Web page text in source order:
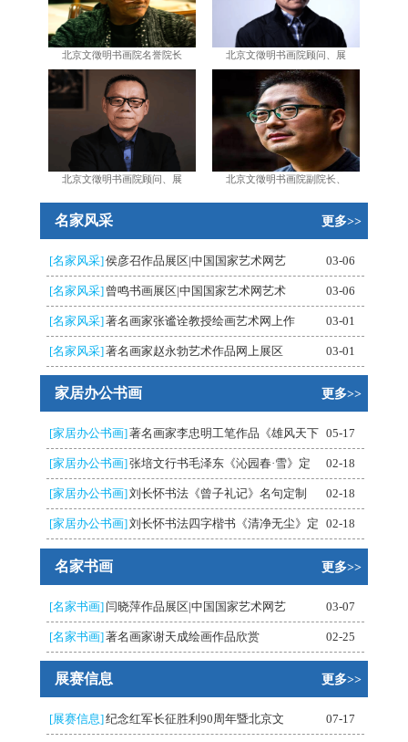
北京文徵明书画院名誉院长 北京文徵明书画院顾问、展
北京文徵明书画院顾问、展 北京文徵明书画院副院长、
名家风采 更多>>
[名家风采]侯彦召作品展区|中国国家艺术网艺 03-06
[名家风采] 曾鸣书画展区|中国国家艺术网艺术 03-06
[名家风采]著名画家张谧诠教授绘画艺术网上作 03-01
[名家风采]著名画家赵永勃艺术作品网上展区 03-01
家居办公书画 更多>>
[家居办公书画] 著名画家李忠明工笔作品《雄风天下 05-17
[家居办公书画] 张培文行书毛泽东《沁园春·雪》定 02-18
[家居办公书画] 刘长怀书法《曾子礼记》名句定制 02-18
[家居办公书画] 刘长怀书法四字楷书《清净无尘》定 02-18
名家书画 更多>>
[名家书画] 闫晓萍作品展区|中国国家艺术网艺 03-07
[名家书画]著名画家谢天成绘画作品欣赏 02-25
展赛信息 更多>>
[展赛信息] 纪念红军长征胜利90周年暨北京文 07-17